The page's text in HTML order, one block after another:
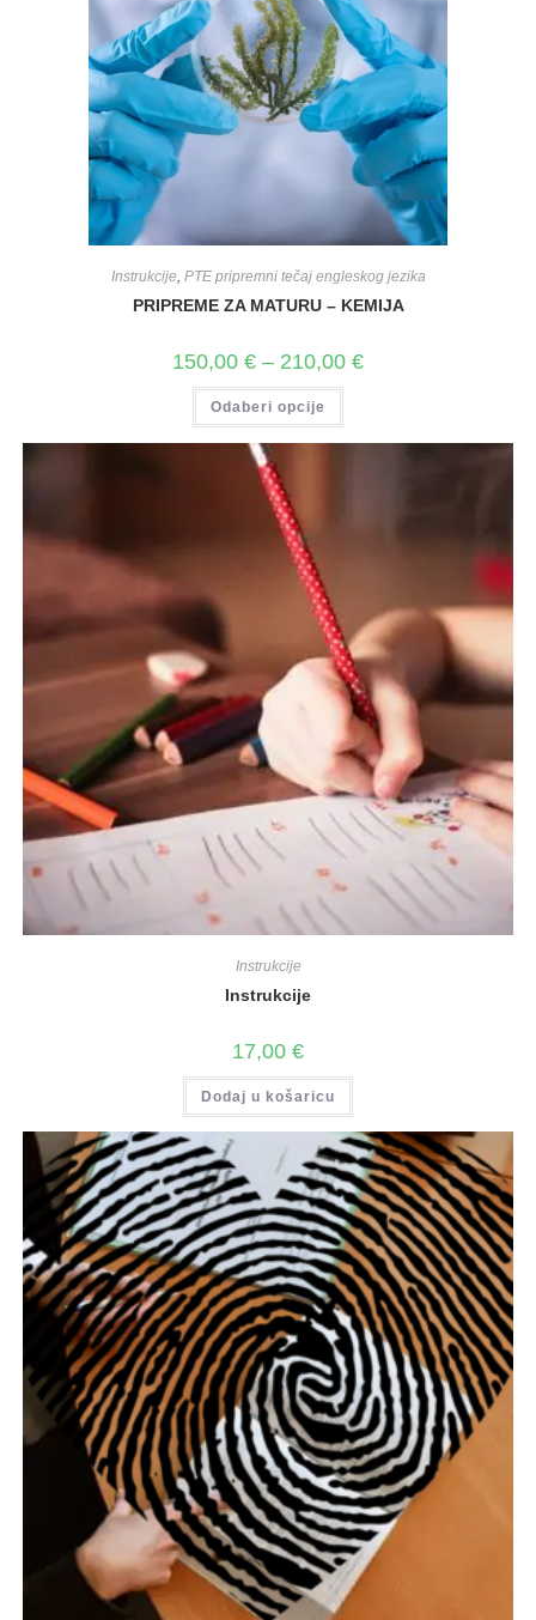
Instrukcije, PTE pripremni tečaj engleskog jezika
PRIPREME ZA MATURU – KEMIJA
150,00 € – 210,00 €
Odaberi opcije
Instrukcije
Instrukcije
17,00 €
Dodaj u košaricu